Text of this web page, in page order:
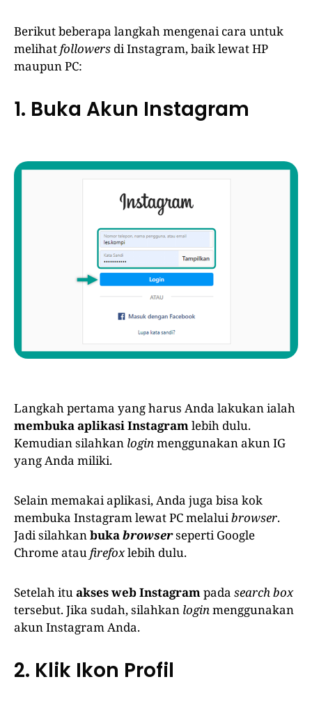
Berikut beberapa langkah mengenai cara untuk
melihatfollowers di Instagram, baik lewat HP
maupun PC:
1. Buka Akun Instagram
Langkah pertama yang harus Anda lakukan ialah
membuka aplikasi Instagramlebih dulu.
Kemudian silahkan loginmenggunakan akun IG
yang Anda miliki.
Selain memakai aplikasi, Anda juga bisa kok
membuka Instagram lewat PC melaluibrowser.
Jadi silahkanbukabrowserseperti Google
Chrome ataufirefoxlebih dulu.
Setelah ituakses web Instagrampada search box
tersebut. Jika sudah, silahkan loginmenggunakan
akun Instagram Anda.
2. Klik Ikon Profil